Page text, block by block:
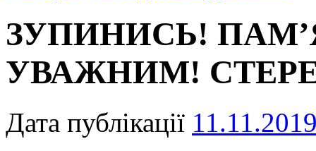
ЗУПИНИСЬ!
УВАЖНИМ!
Дата публікації